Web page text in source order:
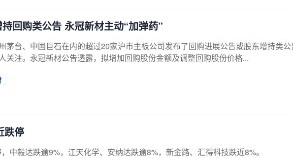
回购类公告 永冠新材主动“加弹药”
茅台、中国巨石在内的超过20家沪市主板公司发布了回购进展公告或股东增持类
关注。永冠新材公告透露，拟增加回购股份金额及调整回购股份价格...
跌停
中毅达跌逾9%，江天化学、安纳达跌逾8%，新金路、汇得科技跌近8%。